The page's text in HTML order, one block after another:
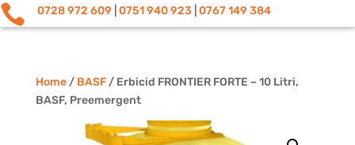
 0728 972 609 0751 940 923 0767 149 384
Home/ BASF/ Erbicid FRONTIER FORTE – 10 Litri,
BASF, Preemergent